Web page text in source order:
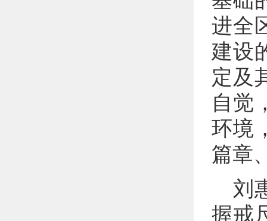
进全
建设
定及
自觉
环境
篇章
刘
握戒